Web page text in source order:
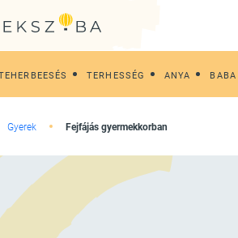
TERHESSÉG ANYA BABA
Gyerek Fejfájás gyermekkorban